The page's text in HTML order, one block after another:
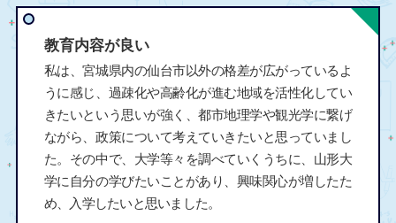
教育内容が良い
私は、宮城県内の仙台市以外の格差が広がっているよ
うに感じ、過疎化や高齢化が進む地域を活性化してい
きたいという思いが強く、都市地理学や観光学に繋げ
ながら、政策について考えていきたいと思っていまし
た。その中で、大学等々を調べていくうちに、山形大
学に自分の学びたいことがあり、興味関心が増したた
め、入学したいと思いました。